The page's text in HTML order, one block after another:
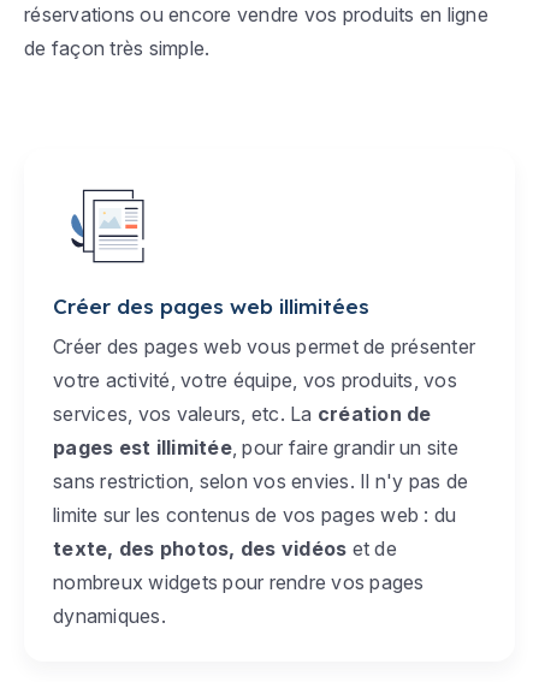
réservations ou encore vendre vos produits en ligne
de façon très simple.
Créer des pages web illimitées
Créer des pages web vous permet de présenter
votre activité, votre équipe, vos produits, vos
services, vos valeurs, etc. La création de
pages est illimitée, pour faire grandir un site
sans restriction, selon vos envies. Il n'y pas de
limite sur les contenus de vos pages web : du
texte, des photos, des vidéos et de
nombreux widgets pour rendre vos pages
dynamiques.